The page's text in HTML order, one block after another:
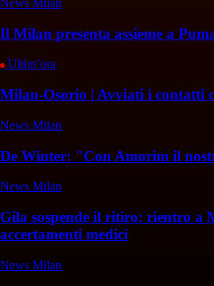
News Milan
Il Milan presenta assieme a
Ultim’ora
Milan-Osorio | Avviati i contatti
News Milan
De Winter: "Con Amorim il
News Milan
Gila sospende il ritiro: rientro a
accertamenti medici
News Milan